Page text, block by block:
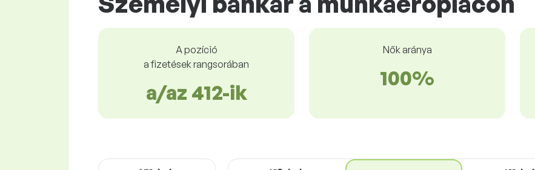
A pozíció
a fizetések rangsorában
a/az 412-ik
Nők aránya
100%